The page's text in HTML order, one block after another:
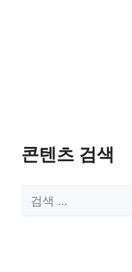
콘텐츠 검색
검